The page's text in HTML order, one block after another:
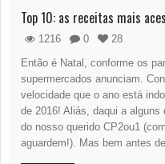
Top 10: as receitas mais
1216 0
28
Então é Natal, conforme os
supermercados anunciam.
velocidade que o ano está
de 2016! Aliás, daqui a
do nosso querido CP2ou1
aguardem!). Mas bem antes